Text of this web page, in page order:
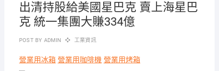
出清持股給美國星巴克 賣上海星巴
克 統一集團大賺334億
POST BY ADMIN 工業資訊
營業用冰箱 營業用咖啡機 營業用烤箱